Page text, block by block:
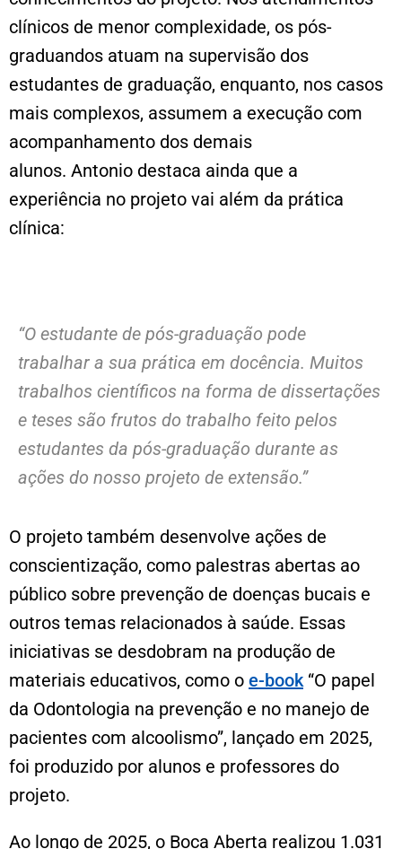
clínicos de menor complexidade, os pós-
graduandos atuam na supervisão dos
estudantes de graduação, enquanto, nos casos
mais complexos, assumem a execução com
acompanhamento dos demais
alunos. Antonio destaca ainda que a
experiência no projeto vai além da prática
clínica:
“O estudante de pós-graduação pode
trabalhar a sua prática em docência. Muitos
trabalhos científicos na forma de dissertações
e teses são frutos do trabalho feito pelos
estudantes da pós-graduação durante as
ações do nosso projeto de extensão.”
O projeto também desenvolve ações de
conscientização, como palestras abertas ao
público sobre prevenção de doenças bucais e
outros temas relacionados à saúde. Essas
iniciativas se desdobram na produção de
materiais educativos, como o e-book “O papel
da Odontologia na prevenção e no manejo de
pacientes com alcoolismo”, lançado em 2025,
foi produzido por alunos e professores do
projeto.
Ao longo de 2025, o Boca Aberta realizou 1.031